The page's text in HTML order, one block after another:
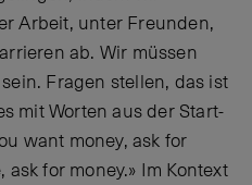
Arbeit, unter Freunden,
ab. Wir müssen
Fragen stellen, das ist
mit Worten aus der Start-
want money, ask for
for money.» Im Kontext